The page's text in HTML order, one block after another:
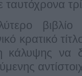
ταυτόχρονα
κρατικό
κάλυψης να